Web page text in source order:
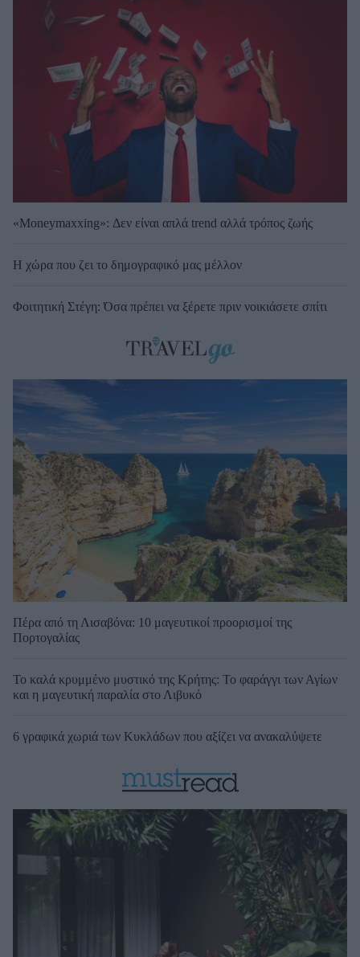
«Moneymaxxing»: Δεν είναι απλά trend αλλά τρόπος ζωής
Η χώρα που ζει το δημογραφικό μας μέλλον
Φοιτητική Στέγη: Όσα πρέπει να ξέρετε πριν νοικιάσετε σπίτι
Πέρα από τη Λισαβόνα: 10 μαγευτικοί προορισμοί της
Πορτογαλίας
Το καλά κρυμμένο μυστικό της Κρήτης: Το φαράγγι των Αγίων
και η μαγευτική παραλία στο Λιβυκό
6 γραφικά χωριά των Κυκλάδων που αξίζει να ανακαλύψετε